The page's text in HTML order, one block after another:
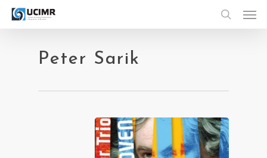
Skip
search
Peter Sarik